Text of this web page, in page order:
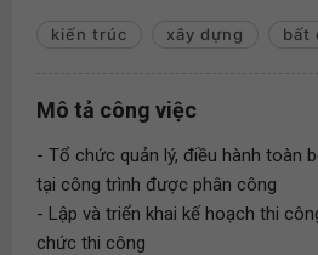
kiến trúc xây dựng bất
Mô tả công việc
- Tổ chức quản lý, điều hành toàn
tại công trình được phân công
- Lập và triển khai kế hoạch thi
chức thi công